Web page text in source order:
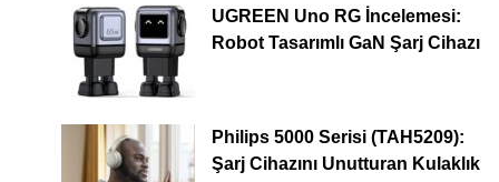
UGREEN Uno RG İncelemesi:
Robot Tasarımlı GaN Şarj Cihazı
Philips 5000 Serisi (TAH5209):
Şarj Cihazını Unutturan Kulaklık